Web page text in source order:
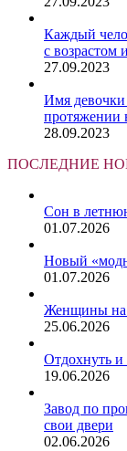
Каждый
с возрастом
27.09.2023
Имя девочки
протяжении
28.09.2023
ПОСЛЕДНИЕ
Сон в
01.07.2026
Новый
01.07.2026
Женщины на
25.06.2026
Отдохнуть и
19.06.2026
Завод по
свои двери
02.06.2026